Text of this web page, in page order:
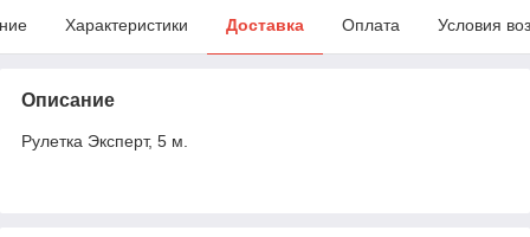
Характеристики Доставка Оплата Условия
Описание
Рулетка Эксперт, 5 м.